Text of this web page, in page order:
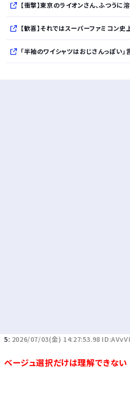
【衝撃】東京のライオンさん、ふつうに
【歓喜】それではスーパーファミコン史上最高傑作の
「半袖のワイシャツはおじさんっぽい
5: 2026/07/03(金) 14:27:53.98
ベージュ選択だけは理解できない